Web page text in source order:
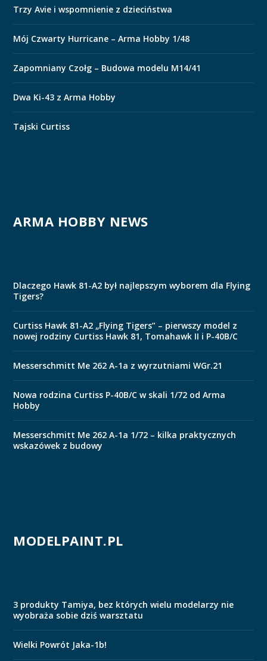
Trzy Avie i wspomnienie z dzieciństwa
Mój Czwarty Hurricane – Arma Hobby 1/48
Zapomniany Czołg – Budowa modelu M14/41
Dwa Ki-43 z Arma Hobby
Tajski Curtiss
ARMA HOBBY NEWS
Dlaczego Hawk 81-A2 był najlepszym wyborem dla Flying
Tigers?
Curtiss Hawk 81-A2 „Flying Tigers” – pierwszy model z
nowej rodziny Curtiss Hawk 81, Tomahawk II i P-40B/C
Messerschmitt Me 262 A-1a z wyrzutniami WGr.21
Nowa rodzina Curtiss P-40B/C w skali 1/72 od Arma
Hobby
Messerschmitt Me 262 A-1a 1/72 – kilka praktycznych
wskazówek z budowy
MODELPAINT.PL
3 produkty Tamiya, bez których wielu modelarzy nie
wyobraża sobie dziś warsztatu
Wielki Powrót Jaka-1b!